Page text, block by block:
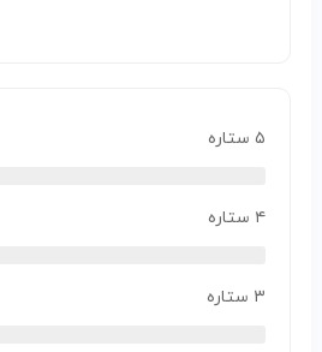
۵ ستاره
۴ ستاره
۳ ستاره